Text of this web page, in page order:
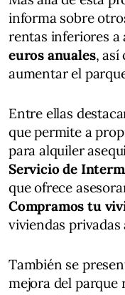
informa sobre
rentas inferiores
euros anuales, así
aumentar el
Entre ellas
que permite a
para alquiler
Servicio de
que ofrece
Compramos tu
viviendas
También se
mejora del parque